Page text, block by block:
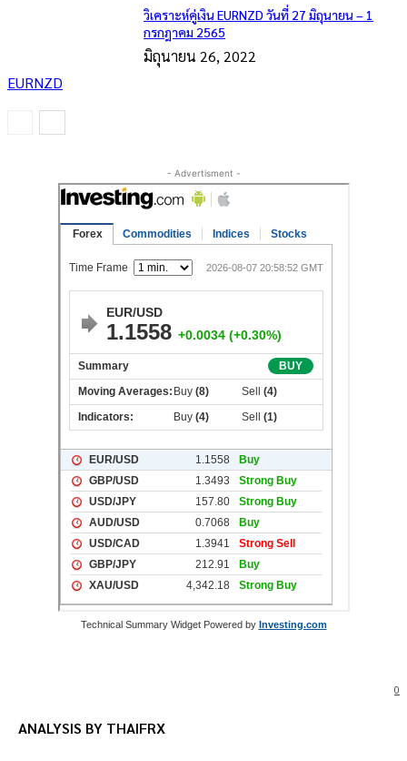
EURNZD
วิเคราะห์คู่เงิน EURNZD วันที่ 27 มิถุนายน – 1
กรกฎาคม 2565
มิถุนายน 26, 2022
- Advertisment -
Technical Summary Widget Powered by Investing.com
0
ANALYSIS BY THAIFRX